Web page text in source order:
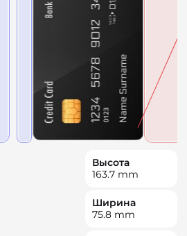
Высота
163.7 mm
Ширина
75.8 mm